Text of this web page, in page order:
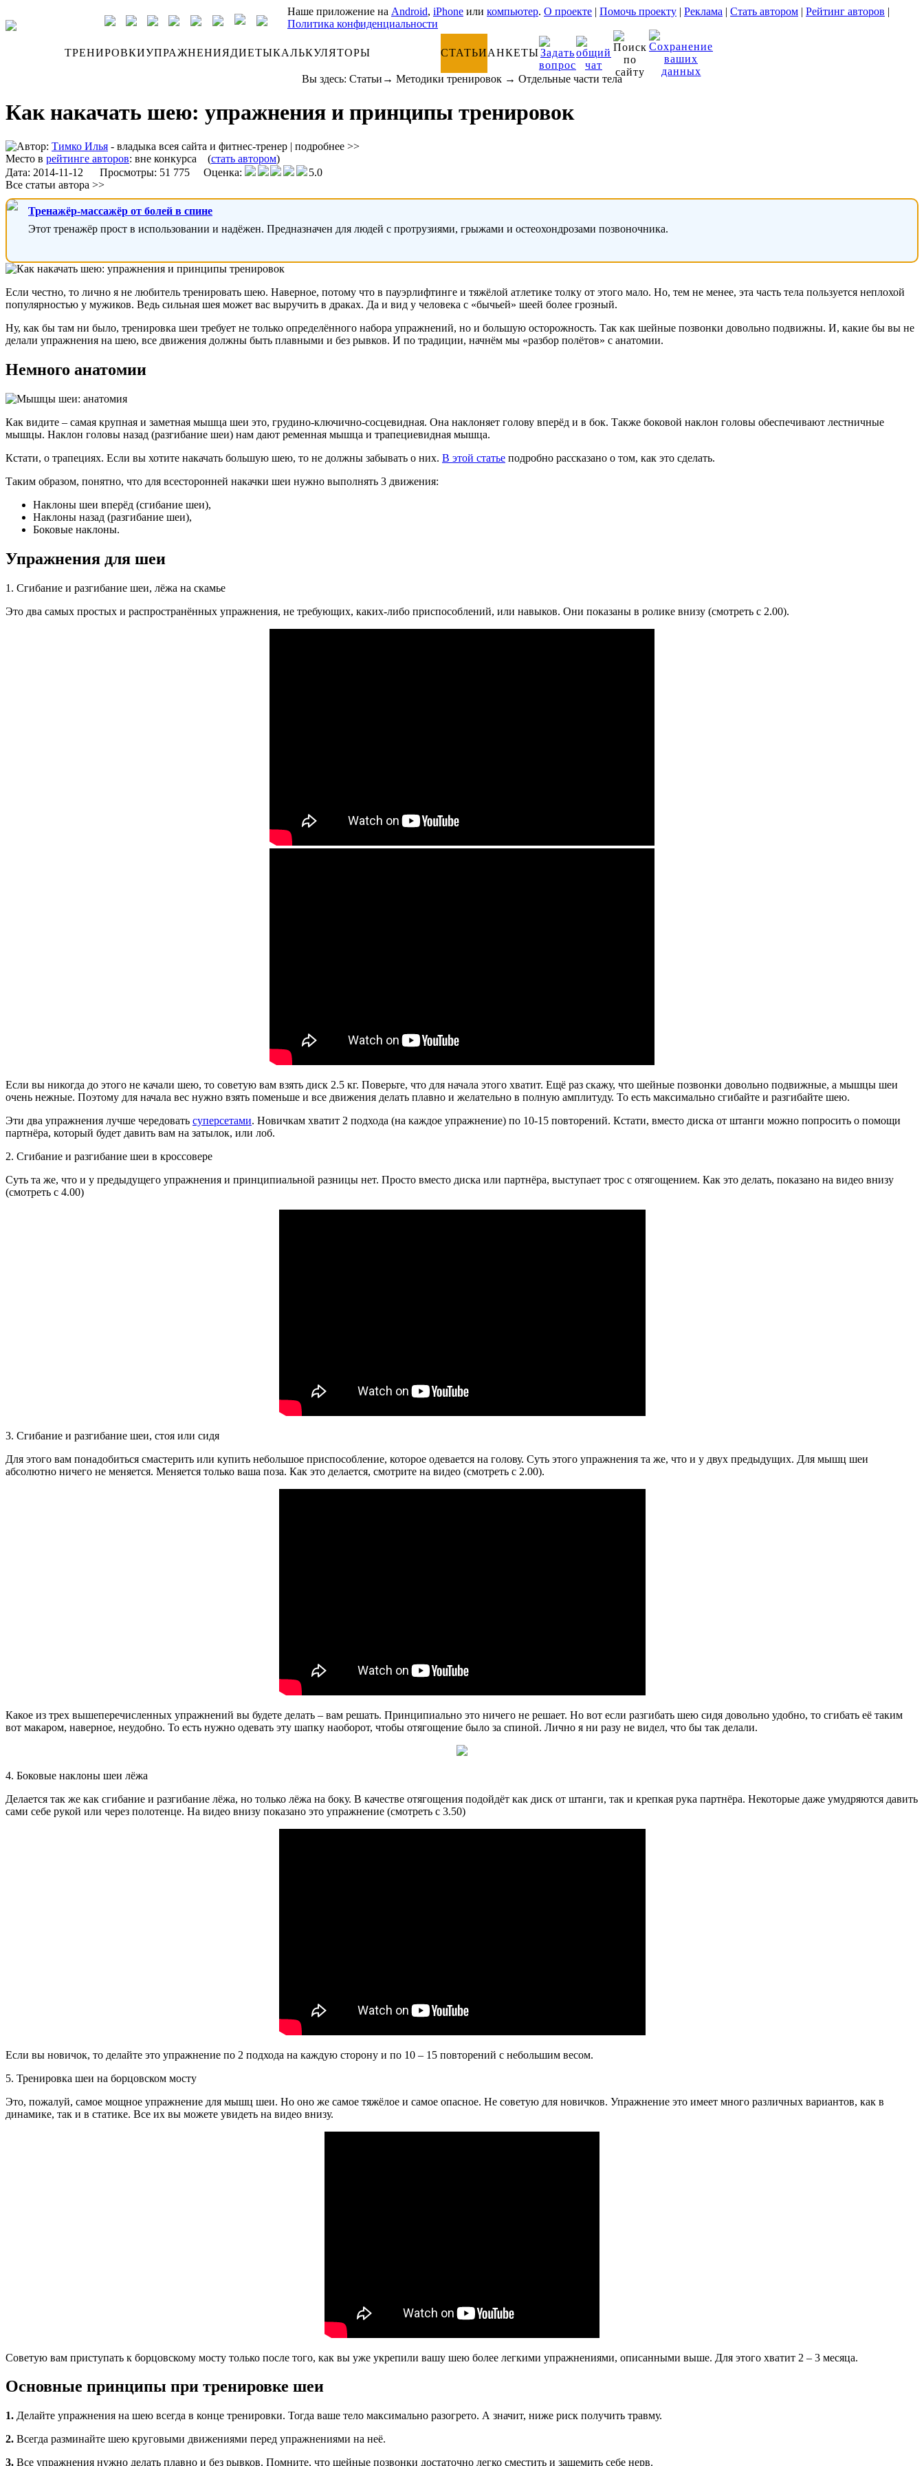
Наше приложение на Android, iPhone или компьютер. О проекте | Помочь проекту | Реклама | Стать автором | Рейтинг авторов |
Политика конфиденциальности
ТРЕНИРОВКИУПРАЖНЕНИЯДИЕТЫКАЛЬКУЛЯТОРЫ СТАТЬИАНКЕТЫ
Вы здесь: Статьи → Методики тренировок → Отдельные части тела
Как накачать шею: упражнения и принципы тренировок
Автор: Тимко Илья - владыка всея сайта и фитнес-тренер | подробнее >>
Место в рейтинге авторов: вне конкурса (стать автором)
Дата: 2014-11-12 Просмотры: 51 775 Оценка:
5.0
Все статьи автора >>
Тренажёр-массажёр от болей в спине
Этот тренажёр прост в использовании и надёжен. Предназначен для людей с протрузиями, грыжами и остеохондрозами позвоночника.
Если честно, то лично я не любитель тренировать шею. Наверное, потому что в пауэрлифтинге и тяжёлой атлетике толку от этого мало. Но, тем не менее, эта часть тела пользуется неплохой
популярностью у мужиков. Ведь сильная шея может вас выручить в драках. Да и вид у человека с «бычьей» шеей более грозный.
Ну, как бы там ни было, тренировка шеи требует не только определённого набора упражнений, но и большую осторожность. Так как шейные позвонки довольно подвижны. И, какие бы вы не
делали упражнения на шею, все движения должны быть плавными и без рывков. И по традиции, начнём мы «разбор полётов» с анатомии.
Немного анатомии
Как видите – самая крупная и заметная мышца шеи это, грудино-ключично-сосцевидная. Она наклоняет голову вперёд и в бок. Также боковой наклон головы обеспечивают лестничные
мышцы. Наклон головы назад (разгибание шеи) нам дают ременная мышца и трапециевидная мышца.
Кстати, о трапециях. Если вы хотите накачать большую шею, то не должны забывать о них. В этой статье подробно рассказано о том, как это сделать.
Таким образом, понятно, что для всесторонней накачки шеи нужно выполнять 3 движения:
Наклоны шеи вперёд (сгибание шеи),
Наклоны назад (разгибание шеи),
Боковые наклоны.
Упражнения для шеи
1. Сгибание и разгибание шеи, лёжа на скамье
Это два самых простых и распространённых упражнения, не требующих, каких-либо приспособлений, или навыков. Они показаны в ролике внизу (смотреть с 2.00).
Если вы никогда до этого не качали шею, то советую вам взять диск 2.5 кг. Поверьте, что для начала этого хватит. Ещё раз скажу, что шейные позвонки довольно подвижные, а мышцы шеи
очень нежные. Поэтому для начала вес нужно взять поменьше и все движения делать плавно и желательно в полную амплитуду. То есть максимально сгибайте и разгибайте шею.
Эти два упражнения лучше чередовать суперсетами. Новичкам хватит 2 подхода (на каждое упражнение) по 10-15 повторений. Кстати, вместо диска от штанги можно попросить о помощи
партнёра, который будет давить вам на затылок, или лоб.
2. Сгибание и разгибание шеи в кроссовере
Суть та же, что и у предыдущего упражнения и принципиальной разницы нет. Просто вместо диска или партнёра, выступает трос с отягощением. Как это делать, показано на видео внизу
(смотреть с 4.00)
3. Сгибание и разгибание шеи, стоя или сидя
Для этого вам понадобиться смастерить или купить небольшое приспособление, которое одевается на голову. Суть этого упражнения та же, что и у двух предыдущих. Для мышц шеи
абсолютно ничего не меняется. Меняется только ваша поза. Как это делается, смотрите на видео (смотреть с 2.00).
Какое из трех вышеперечисленных упражнений вы будете делать – вам решать. Принципиально это ничего не решает. Но вот если разгибать шею сидя довольно удобно, то сгибать её таким
вот макаром, наверное, неудобно. То есть нужно одевать эту шапку наоборот, чтобы отягощение было за спиной. Лично я ни разу не видел, что бы так делали.
4. Боковые наклоны шеи лёжа
Делается так же как сгибание и разгибание лёжа, но только лёжа на боку. В качестве отягощения подойдёт как диск от штанги, так и крепкая рука партнёра. Некоторые даже умудряются давить
сами себе рукой или через полотенце. На видео внизу показано это упражнение (смотреть с 3.50)
Если вы новичок, то делайте это упражнение по 2 подхода на каждую сторону и по 10 – 15 повторений с небольшим весом.
5. Тренировка шеи на борцовском мосту
Это, пожалуй, самое мощное упражнение для мышц шеи. Но оно же самое тяжёлое и самое опасное. Не советую для новичков. Упражнение это имеет много различных вариантов, как в
динамике, так и в статике. Все их вы можете увидеть на видео внизу.
Советую вам приступать к борцовскому мосту только после того, как вы уже укрепили вашу шею более легкими упражнениями, описанными выше. Для этого хватит 2 – 3 месяца.
Основные принципы при тренировке шеи
1. Делайте упражнения на шею всегда в конце тренировки. Тогда ваше тело максимально разогрето. А значит, ниже риск получить травму.
2. Всегда разминайте шею круговыми движениями перед упражнениями на неё.
3. Все упражнения нужно делать плавно и без рывков. Помните, что шейные позвонки достаточно легко сместить и защемить себе нерв.